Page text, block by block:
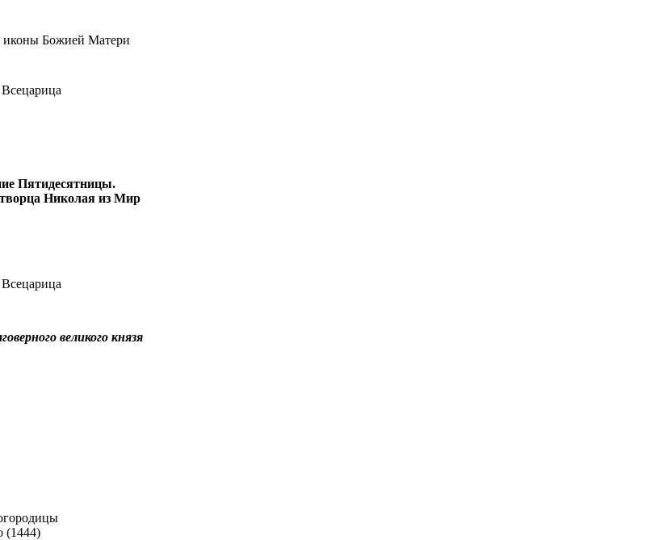
иконы Божией Матери
Пятидесятницы.
Николая из Мир
великого князя
(1444)